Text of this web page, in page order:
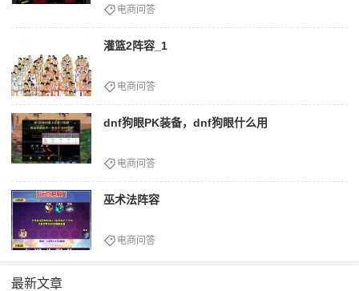
电商问答
灌篮2阵容_1
电商问答
dnf狗眼PK装备，dnf狗眼什么用
电商问答
巫术法阵容
电商问答
最新文章